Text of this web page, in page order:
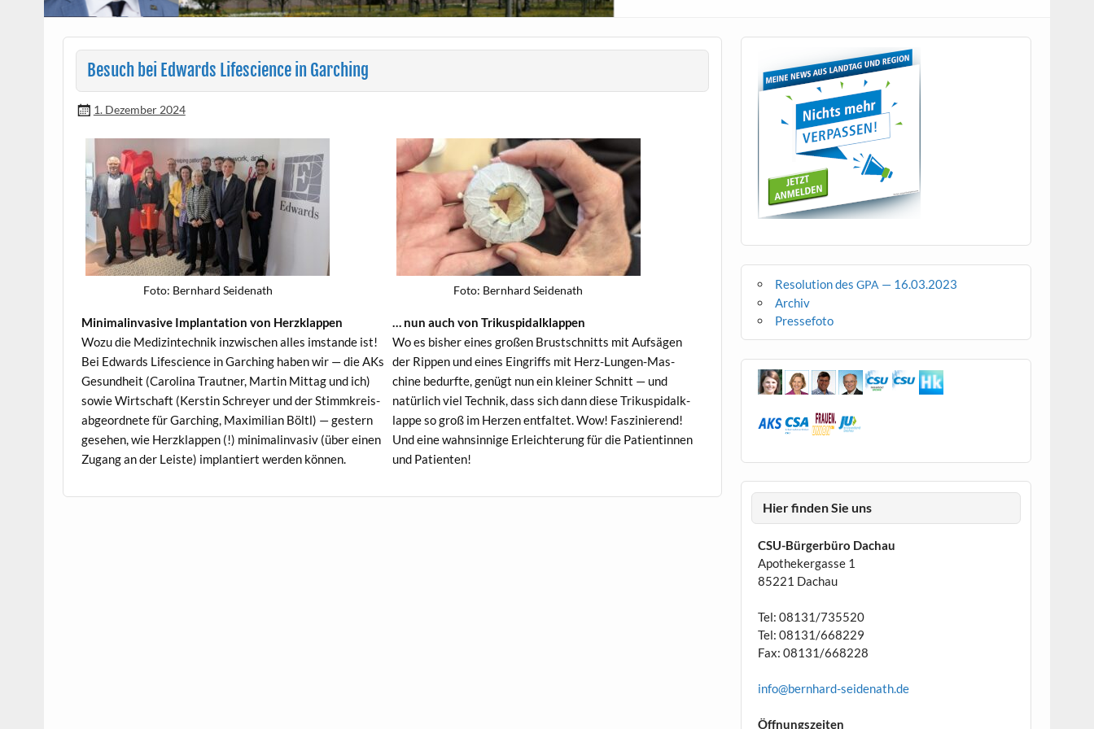
Besuch bei Edwards Lifescience in Garching
1. Dezember 2024
Foto: Bern­hard Seidenath
Min­i­ma­l­in­va­sive Implan­ta­tion von Herzklappen
Wozu die Medi­z­in­tech­nik inzwis­chen alles imstande ist!
Bei Edwards Life­science in Garch­ing haben wir — die AKs
Gesund­heit (Car­oli­na Traut­ner, Mar­tin Mit­tag und ich)
sowie Wirtschaft (Ker­stin Schrey­er und der Stimmkreis­
ab­ge­ord­nete für Garch­ing, Max­i­m­il­ian Böltl) — gestern
gese­hen, wie Herzk­lap­pen (!) min­i­ma­l­in­va­siv (über einen
Zugang an der Leiste) implantiert wer­den können.
Foto: Bern­hard Seidenath
… nun auch von Trikuspidalklappen
Wo es bish­er eines großen Brustschnitts mit Auf­sä­gen
der Rip­pen und eines Ein­griffs mit Herz-Lun­gen-Mas­
chine bedurfte, genügt nun ein klein­er Schnitt — und
natür­lich viel Tech­nik, dass sich dann diese Trikus­p­i­dalk­
lappe so groß im Herzen ent­fal­tet. Wow! Faszinierend!
Und eine wahnsin­nige Erle­ichterung für die Pati­entin­nen
und Patienten!
Resolution desGPA — 16.03.2023
Archiv
Pressefoto
Hier finden Sie uns
CSU-Bürgerbüro Dachau
Apothekergasse 1
85221 Dachau
Tel: 08131/735520
Tel: 08131/668229
Fax: 08131/668228
info@bernhard-seidenath.de
Öffnungszeiten